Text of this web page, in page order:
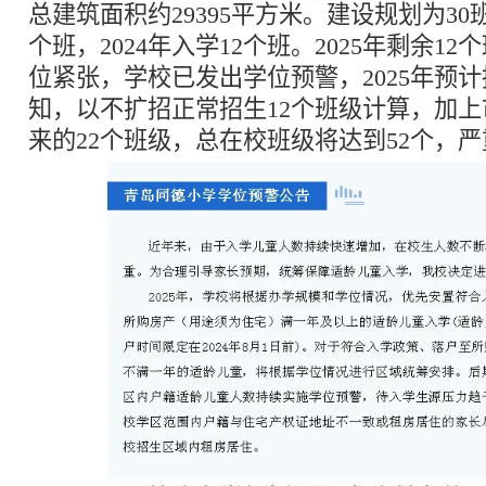
总建筑面积约29395平方米。建设规划为30
个班，2024年入学12个班。2025年剩余12
位紧张，学校已发出学位预警，2025年预
知，以不扩招正常招生12个班级计算，加
来的22个班级，总在校班级将达到52个，